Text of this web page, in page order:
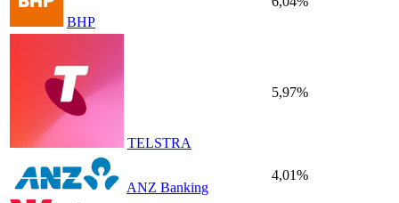
BHP
TELSTRA
5,97%
ANZ Banking
4,01%